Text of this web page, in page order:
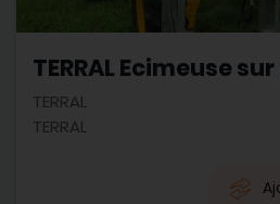
TERRAL Ecimeuse
TERRAL
TERRAL